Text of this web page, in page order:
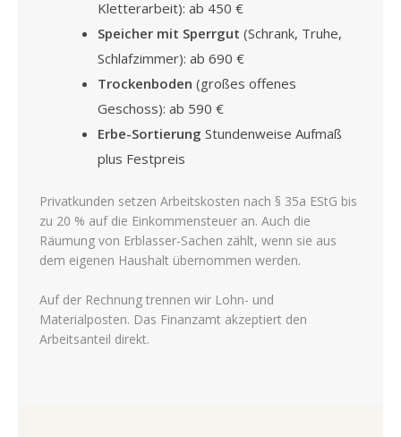
Kletterarbeit): ab 450 €
Speicher mit Sperrgut (Schrank, Truhe,
Schlafzimmer): ab 690 €
Trockenboden (großes offenes
Geschoss): ab 590 €
Erbe-Sortierung Stundenweise Aufmaß
plus Festpreis
Privatkunden setzen Arbeitskosten nach § 35a EStG bis
zu 20 % auf die Einkommensteuer an. Auch die
Räumung von Erblasser-Sachen zählt, wenn sie aus
dem eigenen Haushalt übernommen werden.
Auf der Rechnung trennen wir Lohn- und
Materialposten. Das Finanzamt akzeptiert den
Arbeitsanteil direkt.